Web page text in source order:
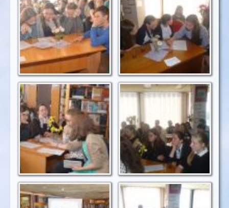
Складаємо вірші
Занурення у світ
Розповіді про
рослини
Працювати разом -
це чудово